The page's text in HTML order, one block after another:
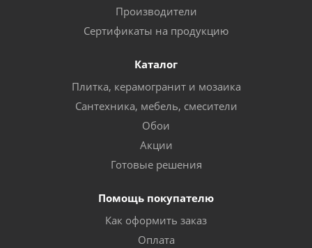
Производители
Сертификаты на продукцию
Каталог
Плитка, керамогранит и мозаика
Сантехника, мебель, смесители
Обои
Акции
Готовые решения
Помощь покупателю
Как оформить заказ
Оплата